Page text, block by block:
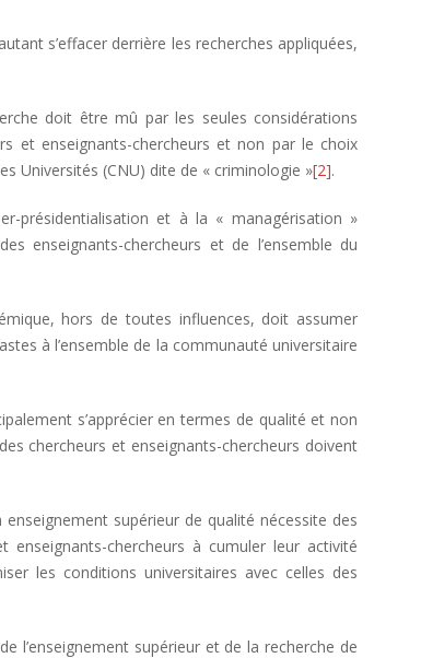
s’effacer derrière les recherches appliquées,
doit être mû par les seules considérations
et enseignants-chercheurs et non par le choix
Universités (CNU) dite de « criminologie »[2].
présidentialisation et à la « managérisation »
enseignants-chercheurs et de l’ensemble du
hors de toutes influences, doit assumer
à l’ensemble de la communauté universitaire
s’apprécier en termes de qualité et non
chercheurs et enseignants-chercheurs doivent
enseignement supérieur de qualité nécessite des
enseignants-chercheurs à cumuler leur activité
les conditions universitaires avec celles des
l’enseignement supérieur et de la recherche de